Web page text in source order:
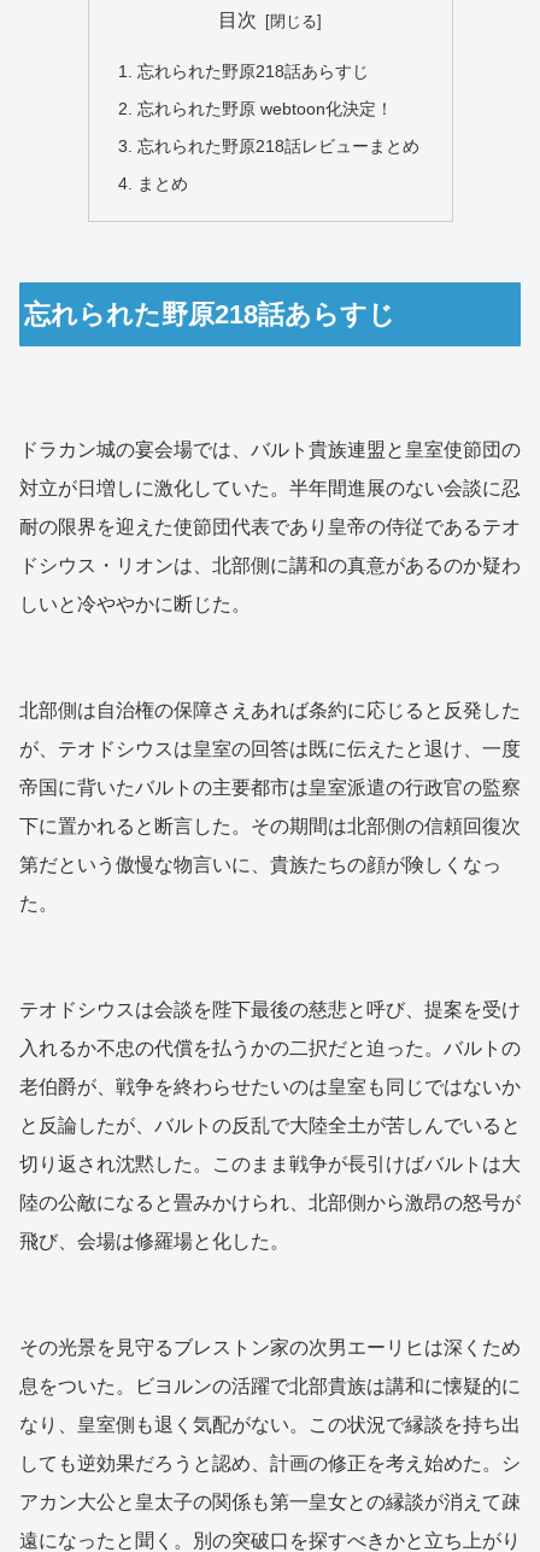
目次
忘れられた野原218話あらすじ
忘れられた野原 webtoon化決定！
忘れられた野原218話レビューまとめ
まとめ
忘れられた野原218話あらすじ
ドラカン城の宴会場では、バルト貴族連盟と皇室使節団の
対立が日増しに激化していた。半年間進展のない会談に忍
耐の限界を迎えた使節団代表であり皇帝の侍従であるテオ
ドシウス・リオンは、北部側に講和の真意があるのか疑わ
しいと冷ややかに断じた。
北部側は自治権の保障さえあれば条約に応じると反発した
が、テオドシウスは皇室の回答は既に伝えたと退け、一度
帝国に背いたバルトの主要都市は皇室派遣の行政官の監察
下に置かれると断言した。その期間は北部側の信頼回復次
第だという傲慢な物言いに、貴族たちの顔が険しくなっ
た。
テオドシウスは会談を陛下最後の慈悲と呼び、提案を受け
入れるか不忠の代償を払うかの二択だと迫った。バルトの
老伯爵が、戦争を終わらせたいのは皇室も同じではないか
と反論したが、バルトの反乱で大陸全土が苦しんでいると
切り返され沈黙した。このまま戦争が長引けばバルトは大
陸の公敵になると畳みかけられ、北部側から激昂の怒号が
飛び、会場は修羅場と化した。
その光景を見守るブレストン家の次男エーリヒは深くため
息をついた。ビヨルンの活躍で北部貴族は講和に懐疑的に
なり、皇室側も退く気配がない。この状況で縁談を持ち出
しても逆効果だろうと認め、計画の修正を考え始めた。シ
アカン大公と皇太子の関係も第一皇女との縁談が消えて疎
遠になったと聞く。別の突破口を探すべきかと立ち上がり